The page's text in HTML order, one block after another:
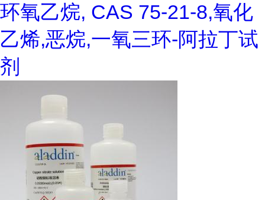
环氧乙烷, CAS 75-21-8,氧化
乙烯,恶烷,一氧三环-阿拉丁试
剂